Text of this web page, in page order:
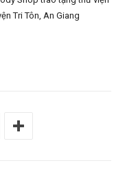
Tri Tôn, An Giang